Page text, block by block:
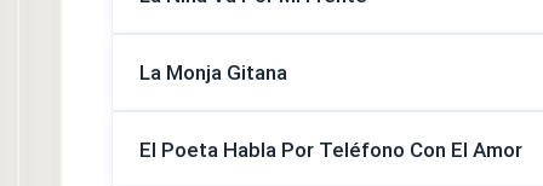
La Monja Gitana
El Poeta Habla Por Teléfono Con El Amor